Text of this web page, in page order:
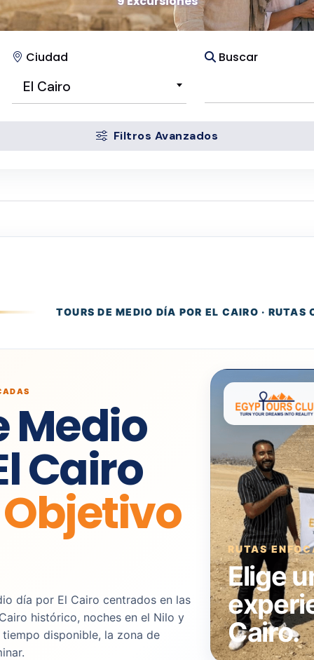
Ciudad
El Cairo
Buscar
Filtros Avanzados
TOURS DE MEDIO DÍA POR EL CAIRO · RUTAS
Medio
Cairo
día por El Cairo centrados en las
histórico, noches en el Nilo y
disponible, la zona de
RUTAS
Elige
Cairo.